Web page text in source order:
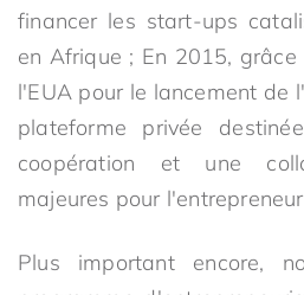
financer les start-ups
en Afrique ; En 2015,
l'EUA pour le lancement de
plateforme privée
coopération et une
majeures pour
Plus important encore,